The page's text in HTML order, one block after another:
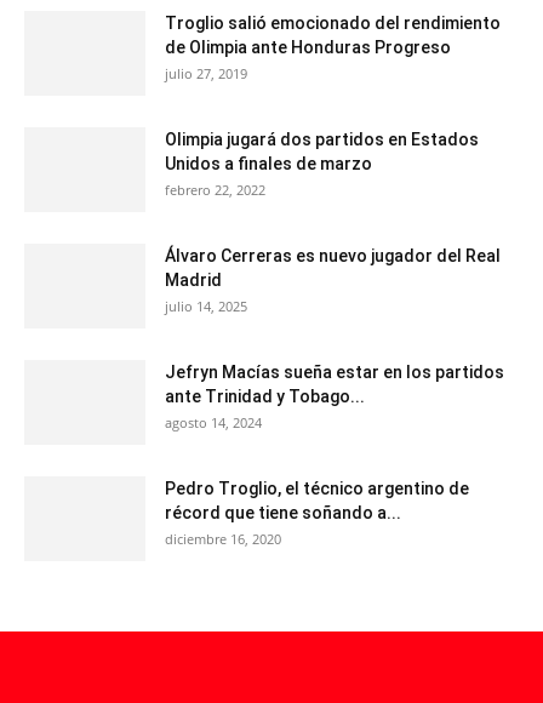
Troglio salió emocionado del rendimiento
de Olimpia ante Honduras Progreso
julio 27, 2019
Olimpia jugará dos partidos en Estados
Unidos a finales de marzo
febrero 22, 2022
Álvaro Cerreras es nuevo jugador del Real
Madrid
julio 14, 2025
Jefryn Macías sueña estar en los partidos
ante Trinidad y Tobago...
agosto 14, 2024
Pedro Troglio, el técnico argentino de
récord que tiene soñando a...
diciembre 16, 2020